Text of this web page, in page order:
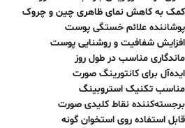
کمک به کاهش نمای ظاهری چین و چروک
پوشاننده علائم خستگی پوست
افزایش شفافیت و روشنایی پوست
ماندگاری مناسب در طول روز
ایده‌آل برای کانتورینگ صورت
مناسب تکنیک استروبینگ
برجسته‌کننده نقاط کلیدی صورت
قابل استفاده روی استخوان گونه